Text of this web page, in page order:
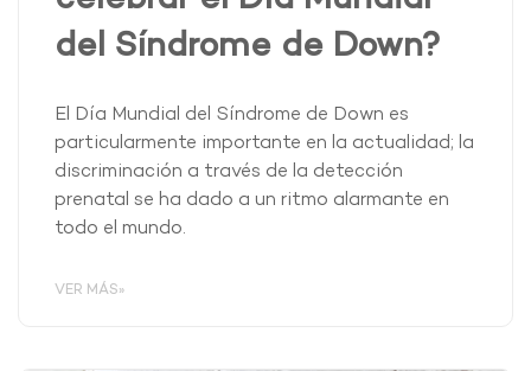
del Síndrome de Down?
El Día Mundial del Síndrome de Down es
particularmente importante en la actualidad; la
discriminación a través de la detección
prenatal se ha dado a un ritmo alarmante en
todo el mundo.
VER MÁS»